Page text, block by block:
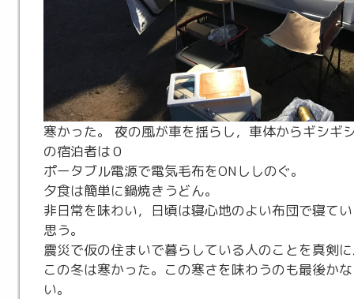
寒かった。 夜の風が車を揺らし，車体からギシギ
の宿泊者は０
ポータブル電源で電気毛布をONししのぐ。
夕食は簡単に鍋焼きうどん。
非日常を味わい，日頃は寝心地のよい布団で寝て
思う。
震災で仮の住まいで暮らしている人のことを真剣
この冬は寒かった。この寒さを味わうのも最後か
い。